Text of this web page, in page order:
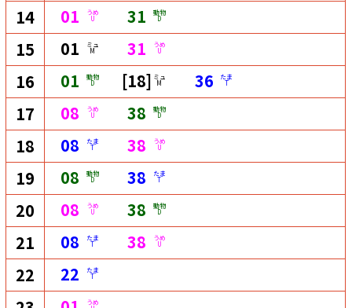
14 01 うめ
U 31 動物
D
15 01 ミュ
M 31 うめ
U
16 01 動物
D [18] ミュ
M 36 たま
T
17 08 うめ
U 38 動物
D
18 08 たま
T 38 うめ
U
19 08 動物
D 38 たま
T
20 08 うめ
U 38 動物
D
21 08 たま
T 38 うめ
U
22 22 たま
T
うめ